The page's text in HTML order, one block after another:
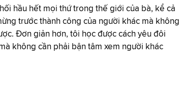
hầu hết mọi thứ trong thế giới của bà, kể cả
trước thành công của người khác mà không
Đơn giản hơn, tôi học được cách yêu đôi
không cần phải bận tâm xem người khác